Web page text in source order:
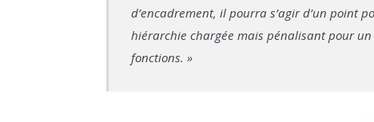
d’encadrement, il pourra s’agir d’un point
hiérarchie chargée mais pénalisant pour
fonctions. »